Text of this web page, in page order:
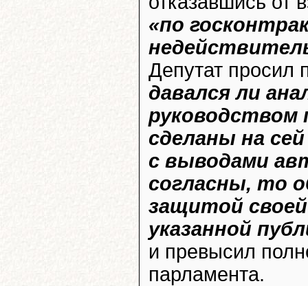
«по
Депутат просил
давался ли
руководством
сделаны на
с выводами
согласны, то
защитой
указанной
и превысил
парламента.